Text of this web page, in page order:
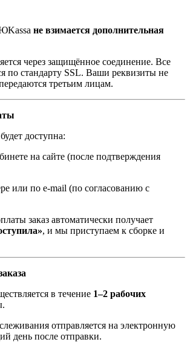
не взимается дополнительная
через защищённое соединение. Все
по стандарту SSL. Ваши реквизиты не
третьим лицам.
доступна:
на сайте (после подтверждения
или по e-mail (по согласованию с
заказ автоматически получает
, и мы приступаем к сборке и
в течение 1–2 рабочих
отправляется на электронную
день после отправки.